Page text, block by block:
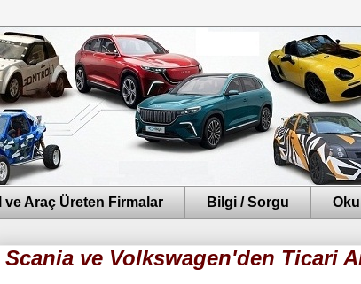
Araç Üreten Firmalar Bilgi / Sorgu
Scania ve Volkswagen'den Ticari